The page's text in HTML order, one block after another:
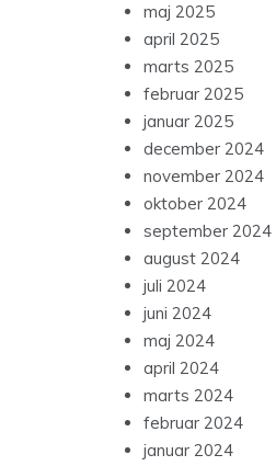
maj 2025
april 2025
marts 2025
februar 2025
januar 2025
december 2024
november 2024
oktober 2024
september 2024
august 2024
juli 2024
juni 2024
maj 2024
april 2024
marts 2024
februar 2024
januar 2024